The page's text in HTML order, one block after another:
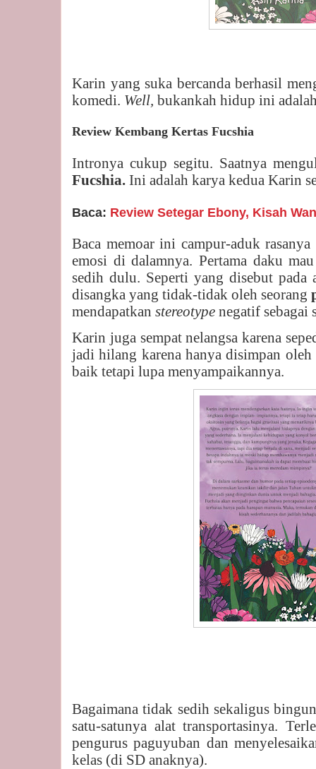
Karin yang suka bercanda berhasil
komedi. Well, bukankah hidup ini
Review Kembang Kertas Fucshia
Intronya cukup segitu. Saatnya
Fucshia. Ini adalah karya kedua Karin
Baca: Review Setegar Ebony, Kisah
Baca memoar ini campur-aduk rasanya
emosi di dalamnya. Pertama daku
sedih dulu. Seperti yang disebut pada
disangka yang tidak-tidak oleh seorang
mendapatkan stereotype negatif sebagai
Karin juga sempat nelangsa karena
jadi hilang karena hanya disimpan
baik tetapi lupa menyampaikannya.
Bagaimana tidak sedih sekaligus
satu-satunya alat transportasinya.
pengurus paguyuban dan
kelas (di SD anaknya).